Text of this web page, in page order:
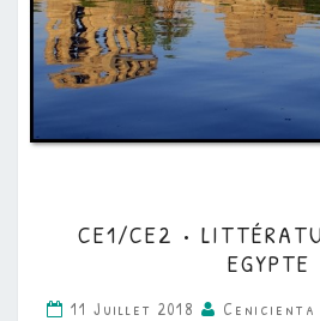
•
•
CE1/CE2 •
EGYPTE
11 Juillet 2018 Cenicienta